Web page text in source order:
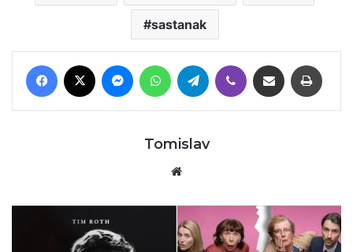
sastanak
Facebook MessengerWhatsAppTelegram Viber Podijeli putem E-maila
Tomislav